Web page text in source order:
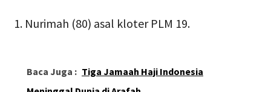
Nurimah (80) asal kloter PLM 19.
Baca Juga : Tiga Jamaah Haji Indonesia